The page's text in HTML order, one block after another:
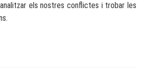
els nostres conflictes i trobar les